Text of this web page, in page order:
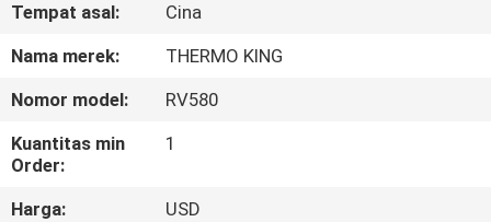
TUR
KONTROL
Tempat asal:
Cina
Nama merek:
THERMO KING
Nomor model:
RV580
Kuantitas min
Order:
1
Harga:
USD